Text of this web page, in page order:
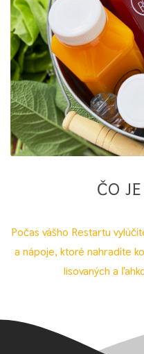
ČO
Počas vášho Restartu
a nápoje, ktoré nahradíte
lisovaných a